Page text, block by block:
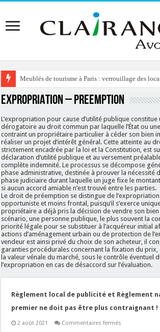
Meublés de tourisme à Paris : verrouillage des
EXPROPRIATION – PREEMPTION
L’expropriation pour cause d’utilité publique
dérogatoire au droit commun par laquelle l’État ou
contraint un propriétaire particulier à céder son bien
réaliser un projet d’intérêt général. Cette atteinte au
strictement encadrée par la loi et la Constitution, est
déclaration d’utilité publique et au versement
complète indemnité. Le processus se décompose
phase administrative, destinée à prouver la nécessité
phase judiciaire durant laquelle un juge fixe le
si aucun accord amiable n’est trouvé entre les parties.
Le droit de préemption se distingue de
opportuniste et moins frontal, puisqu’il s’exerce
propriétaire a déjà pris la décision de vendre son bien
scénario, une personne publique, le plus souvent la
priorité légale pour se substituer à l’acquéreur initial
actions d’aménagement urbain ou de protection de
vendeur est ainsi privé du choix de son acheteur, il
garanties procédurales concernant la fixation du
la valeur vénale du marché, sous le contrôle éventuel
l’expropriation en cas de désaccord sur l’évaluation.
Règlement local de publicité et Règlement
premier ne doit pas être plus contraignant !
2 août 2021 Commentaires fermés